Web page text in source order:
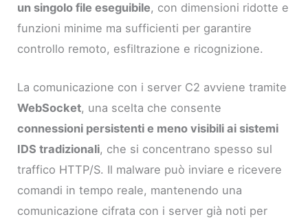
un singolo file eseguibile, con dimensioni ridotte e
funzioni minime ma sufficienti per garantire
controllo remoto, esfiltrazione e ricognizione.
La comunicazione con i server C2 avviene tramite
WebSocket, una scelta che consente
connessioni persistenti e meno visibili ai sistemi
IDS tradizionali, che si concentrano spesso sul
traffico HTTP/S. Il malware può inviare e ricevere
comandi in tempo reale, mantenendo una
comunicazione cifrata con i server già noti per